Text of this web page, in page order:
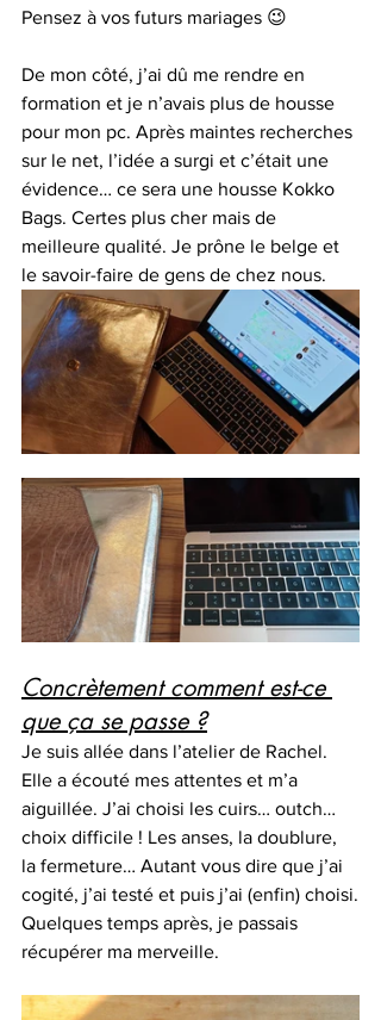
Pensez à vos futurs mariages 😉
De mon côté, j’ai dû me rendre en
formation et je n’avais plus de housse
pour mon pc. Après maintes recherches
sur le net, l’idée a surgi et c’était une
évidence… ce sera une housse Kokko
Bags. Certes plus cher mais de
meilleure qualité. Je prône le belge et
le savoir-faire de gens de chez nous.
Concrètement comment est-ce
que ça se passe ?
Je suis allée dans l’atelier de Rachel.
Elle a écouté mes attentes et m’a
aiguillée. J’ai choisi les cuirs… outch…
choix difficile ! Les anses, la doublure,
la fermeture… Autant vous dire que j’ai
cogité, j’ai testé et puis j’ai (enfin) choisi.
Quelques temps après, je passais
récupérer ma merveille.